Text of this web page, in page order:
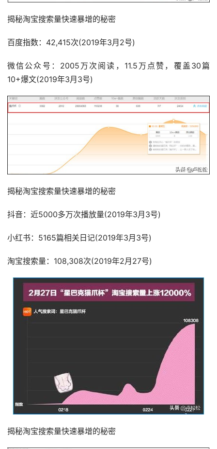
揭秘淘宝搜索量快速暴增的秘密
百度指数：42,415次(2019年3月2号)
微信公众号：2005万次阅读，11.5万点赞，覆盖30篇
10+爆文(2019年3月3号)
揭秘淘宝搜索量快速暴增的秘密
抖音：近5000多万次播放量(2019年3月3号)
小红书：5165篇相关日记(2019年3月3号)
淘宝搜索量：108,308次(2019年2月27号)
揭秘淘宝搜索量快速暴增的秘密